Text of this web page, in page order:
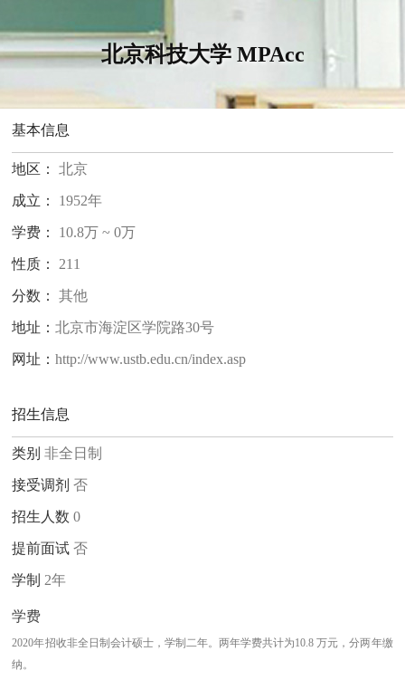
北京科技大学 MPAcc
基本信息
地区： 北京
成立： 1952年
学费： 10.8万 ~ 0万
性质： 211
分数： 其他
地址：北京市海淀区学院路30号
网址：http://www.ustb.edu.cn/index.asp
招生信息
类别 非全日制
接受调剂 否
招生人数 0
提前面试 否
学制 2年
学费
2020年招收非全日制会计硕士，学制二年。两年学费共计为10.8 万元，分两年缴
纳。